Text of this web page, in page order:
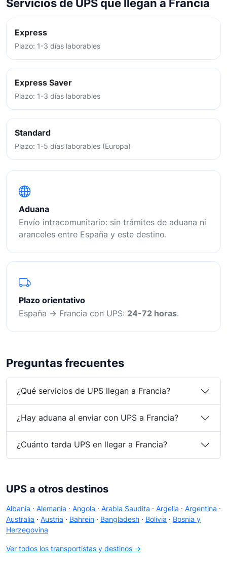
Servicios de UPS que llegan a Francia
Express
Plazo: 1-3 días laborables
Express Saver
Plazo: 1-3 días laborables
Standard
Plazo: 1-5 días laborables (Europa)
Aduana
Envío intracomunitario: sin trámites de aduana ni
aranceles entre España y este destino.
Plazo orientativo
España → Francia con UPS: 24-72 horas.
Preguntas frecuentes
¿Qué servicios de UPS llegan a Francia?
¿Hay aduana al enviar con UPS a Francia?
¿Cuánto tarda UPS en llegar a Francia?
UPS a otros destinos
Albania · Alemania · Angola · Arabia Saudita · Argelia · Argentina ·
Australia · Austria · Bahrein · Bangladesh · Bolivia · Bosnia y
Herzegovina
Ver todos los transportistas y destinos →